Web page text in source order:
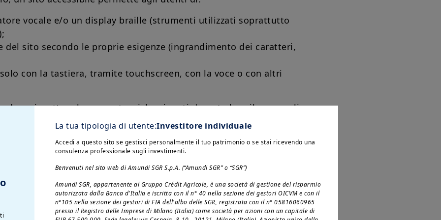
vocale e/o un display braille (strumenti utilizzati soprattutto
del sito secondo le proprie esigenze (ingrandimento dei caratteri,
con la tastiera, tramite touchscreen, con la voce o con altri
deve rispettare le norme tecniche vigenti durante lo sviluppo e gli
accessibilità digitale
sito accessibile in conformità allaDirettiva (UE) 2019/882 del
del 17 aprile 2019. A tal fine, sta attuando la strategia e le azioni
in fase di redazione.
La tua tipologia di utente:Investitore individuale
Accedi a questo sito se gestisci personalmente il tuo patrimonio o se stai ricevendo una
consulenza professionale sugli investimenti.
Benvenuti nel sito web di Amundi SGR S.p.A. (“Amundi SGR” o “SGR”)
Amundi SGR, appartenente al Gruppo Crédit Agricole, è una società di gestione del risparmio
autorizzata dalla Banca d'Italia e iscritta con il n° 40 nella sezione dei gestori OICVM e con il
n°105 nella sezione dei gestori di FIA dell'albo delle SGR, registrata con il n° 05816060965
presso il Registro delle Imprese di Milano (Italia) come società per azioni con un capitale di